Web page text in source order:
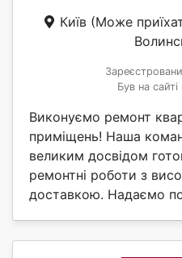
Київ (Може
Був на
Виконуємо ремонт
приміщень! Наша
великим досвідом
ремонтні роботи з
доставкою. Надаємо